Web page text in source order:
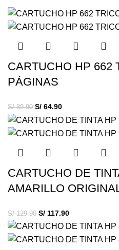
CARTUCHO HP 662
PÁGINAS
S/89.90 S/ 64.90
CARTUCHO DE
AMARILLO
S/129.90 S/ 117.90